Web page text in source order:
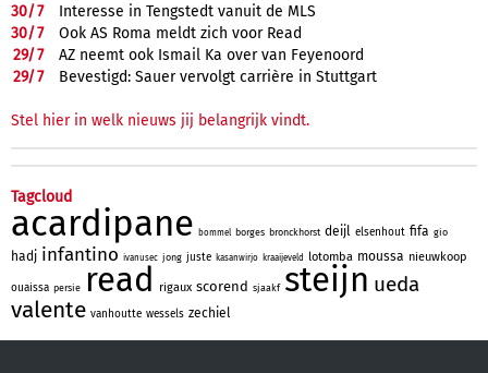
30/7
Interesse in Tengstedt vanuit de MLS
30/7
Ook AS Roma meldt zich voor Read
29/7
AZ neemt ook Ismail Ka over van Feyenoord
29/7 Bevestigd: Sauer vervolgt carrière in Stuttgart
Stel hier in welk nieuws jij belangrijk vindt.
Tagcloud
acardipane bommel borges bronckhorst deijl elsenhout fifa gio
hadj infantino ivanusec jong juste kasanwirjo kraaijeveld lotomba moussa nieuwkoop
ouaissa persie read rigaux scorend sjaakf steijn ueda
valente vanhoutte wessels zechiel